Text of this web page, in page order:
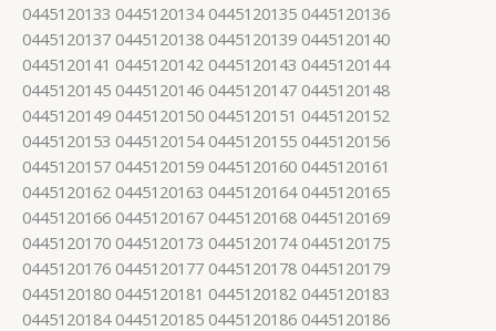
0445120133 0445120134 0445120135 0445120136
0445120137 0445120138 0445120139 0445120140
0445120141 0445120142 0445120143 0445120144
0445120145 0445120146 0445120147 0445120148
0445120149 0445120150 0445120151 0445120152
0445120153 0445120154 0445120155 0445120156
0445120157 0445120159 0445120160 0445120161
0445120162 0445120163 0445120164 0445120165
0445120166 0445120167 0445120168 0445120169
0445120170 0445120173 0445120174 0445120175
0445120176 0445120177 0445120178 0445120179
0445120180 0445120181 0445120182 0445120183
0445120184 0445120185 0445120186 0445120186